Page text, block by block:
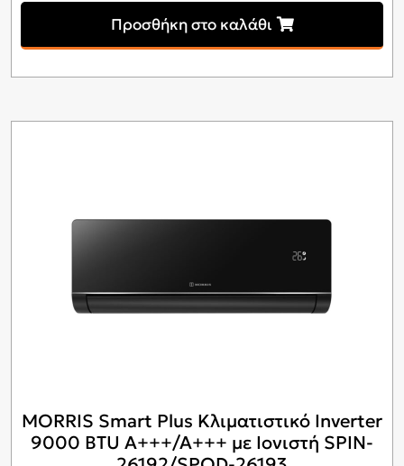
Προσθήκη στο καλάθι
MORRIS Smart Plus Κλιματιστικό Inverter
9000 BTU A+++/A+++ με Ιονιστή SPIN-